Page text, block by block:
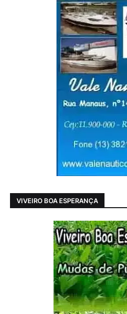
VIVEIRO BOA ESPERANÇA